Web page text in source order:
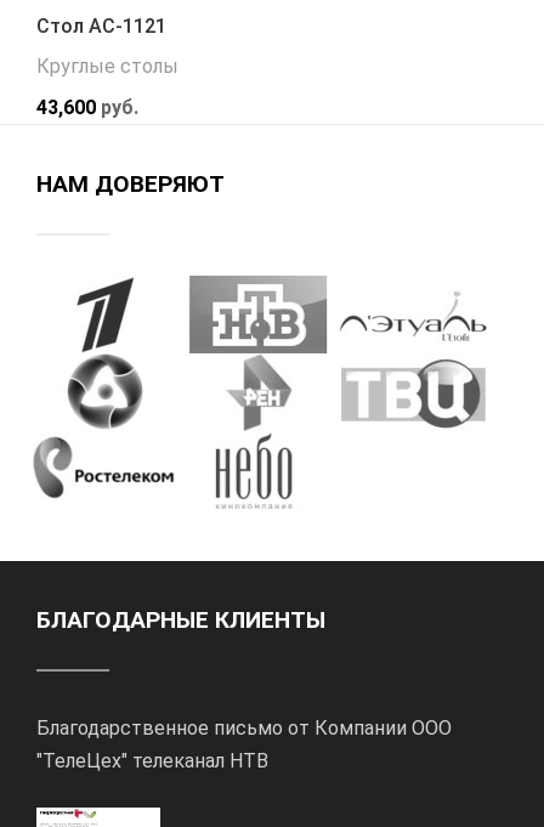
Стол АС-1121
Круглые столы
43,600 руб.
НАМ ДОВЕРЯЮТ
БЛАГОДАРНЫЕ КЛИЕНТЫ
Благодарственное письмо от Компании ООО
"ТелеЦех" телеканал НТВ